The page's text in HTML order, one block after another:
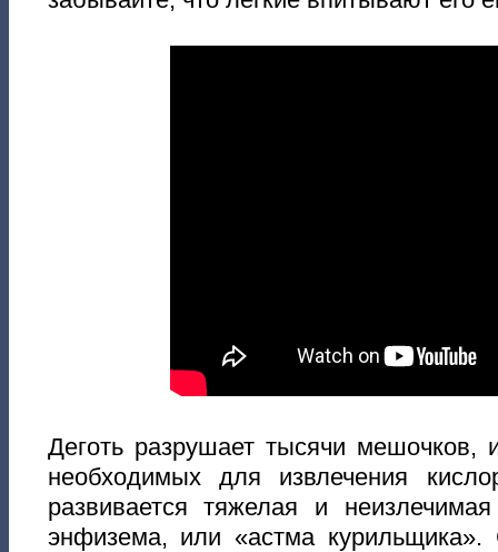
Деготь разрушает тысячи мешочков,
необходимых для извлечения
развивается тяжелая и
энфизема, или «астма